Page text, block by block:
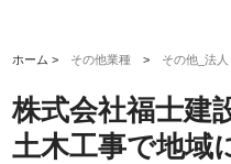
ホーム > その他業種 > その他_法
株式会社福士建
土木工事で地域